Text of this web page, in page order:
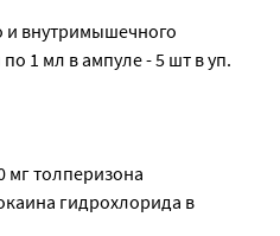
и внутримышечного
1 мл в ампуле - 5 шт в уп.
мг толперизона
гидрохлорида в